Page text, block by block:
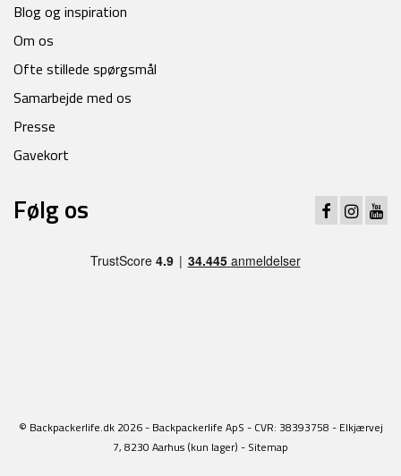
Blog og inspiration
Om os
Ofte stillede spørgsmål
Samarbejde med os
Presse
Gavekort
Følg os
© Backpackerlife.dk 2026 - Backpackerlife ApS - CVR: 38393758 - Elkjærvej
7, 8230 Aarhus (kun lager) - Sitemap